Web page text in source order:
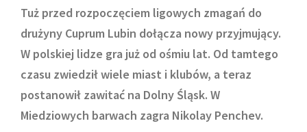
Tuż przed rozpoczęciem ligowych zmagań do
drużyny Cuprum Lubin dołącza nowy przyjmujący.
W polskiej lidze gra już od ośmiu lat. Od tamtego
czasu zwiedził wiele miast i klubów, a teraz
postanowił zawitać na Dolny Śląsk. W
Miedziowych barwach zagra Nikolay Penchev.